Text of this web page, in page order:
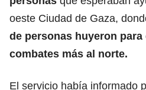
oeste Ciudad de Gaza,
de personas huyeron para
combates más al norte.
El servicio había informado